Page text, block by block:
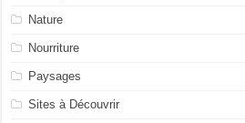
Nature
Nourriture
Paysages
Sites à Découvrir